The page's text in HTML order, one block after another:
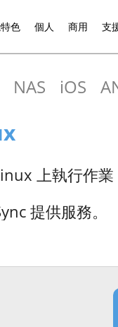
色 個人 商用 支
NAS iOS
上執行作業
提供服務。